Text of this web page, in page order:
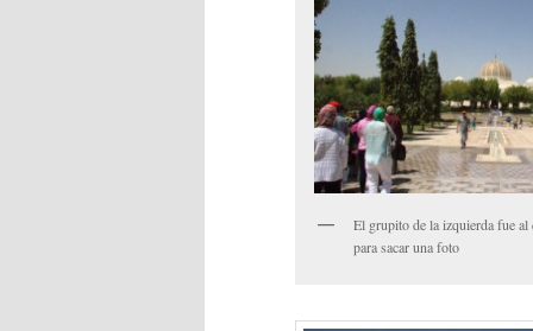
El grupito de la izquierda fue al
para sacar una foto